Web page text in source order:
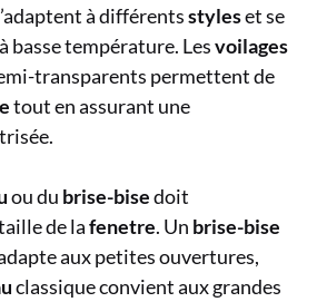
à différentsstyleset se
basse température. Lesvoilages
transparents permettent de
tout en assurant une
ou du brise-bisedoit
de lafenetre. Un brise-bise
aux petites ouvertures,
classique convient aux grandes